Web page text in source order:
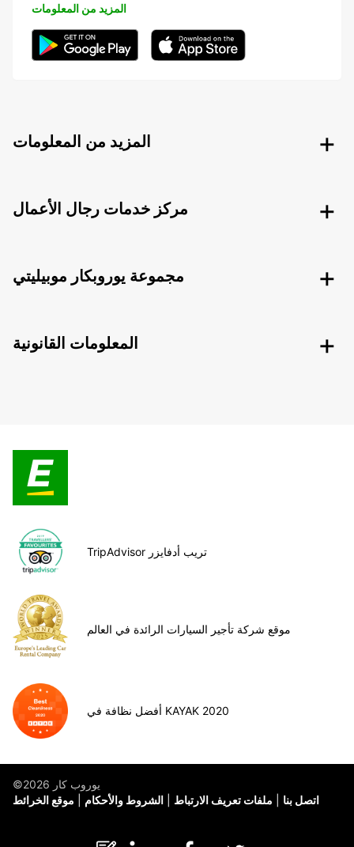
المزيد من المعلومات
المزيد من المعلومات
مركز خدمات رجال الأعمال
مجموعة يوروبكار موبيليتي
المعلومات القانونية
TripAdvisor تريب أدفايزر
موقع شركة تأجير السيارات الرائدة في العالم
أفضل نظافة في KAYAK 2020
©يوروب كار 2026
موقع الخرائط
الشروط والأحكام ملفات تعريف الارتباط اتصل بنا